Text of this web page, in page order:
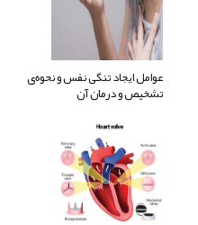
عوامل ایجاد تنگی نفس و نحوه‌ی
تشخیص و درمان آن